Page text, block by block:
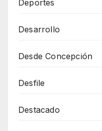
Deportes
Desarrollo
Desde Concepción
Desfile
Destacado